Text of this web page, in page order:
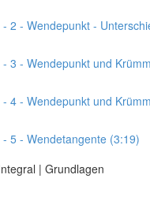
2 - Wendepunkt -
3 - Wendepunkt und
4 - Wendepunkt und
5 - Wendetangente (3:19)
| Grundlagen